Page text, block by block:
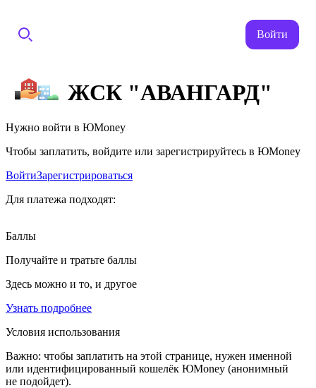
Войти
ЖСК "АВАНГАРД"
Нужно войти в ЮMoney
Чтобы заплатить, войдите или зарегистрируйтесь в ЮMoney
ВойтиЗарегистрироваться
Для платежа подходят:
Баллы
Получайте и тратьте баллы
Здесь можно и то, и другое
Узнать подробнее
Условия использования
Важно: чтобы заплатить на этой странице, нужен именной
или идентифицированный кошелёк ЮMoney (анонимный
не подойдет).